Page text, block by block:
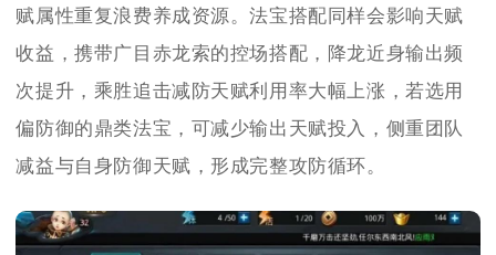
赋属性重复浪费养成资源。法宝搭配同样会影响天赋
收益，携带广目赤龙索的控场搭配，降龙近身输出频
次提升，乘胜追击减防天赋利用率大幅上涨，若选用
偏防御的鼎类法宝，可减少输出天赋投入，侧重团队
减益与自身防御天赋，形成完整攻防循环。